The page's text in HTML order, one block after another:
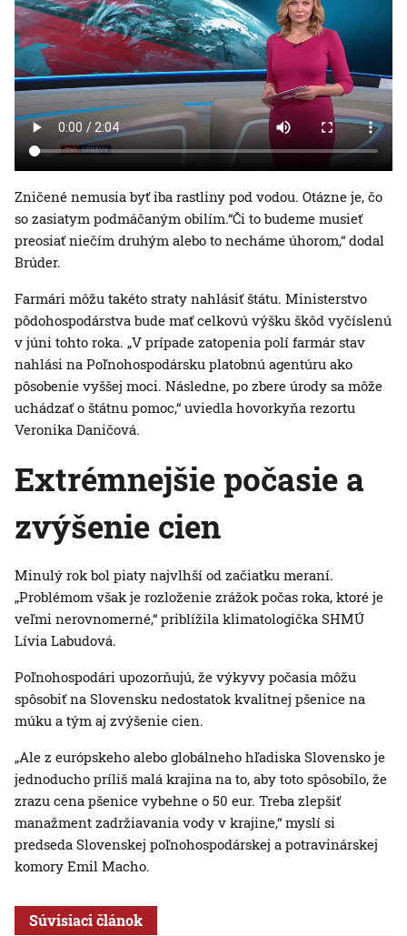
Zničené nemusia byť iba rastliny pod vodou. Otázne je, čo
so zasiatym podmáčaným obilím.“Či to budeme musieť
preosiať niečím druhým alebo to necháme úhorom,“ dodal
Brúder.
Farmári môžu takéto straty nahlásiť štátu. Ministerstvo
pôdohospodárstva bude mať celkovú výšku škôd vyčíslenú
v júni tohto roka. „V prípade zatopenia polí farmár stav
nahlási na Poľnohospodársku platobnú agentúru ako
pôsobenie vyššej moci. Následne, po zbere úrody sa môže
uchádzať o štátnu pomoc,“ uviedla hovorkyňa rezortu
Veronika Daničová.
Extrémnejšie počasie a
zvýšenie cien
Minulý rok bol piaty najvlhší od začiatku meraní.
„Problémom však je rozloženie zrážok počas roka, ktoré je
veľmi nerovnomerné,“ priblížila klimatologička SHMÚ
Lívia Labudová.
Poľnohospodári upozorňujú, že výkyvy počasia môžu
spôsobiť na Slovensku nedostatok kvalitnej pšenice na
múku a tým aj zvýšenie cien.
„Ale z európskeho alebo globálneho hľadiska Slovensko je
jednoducho príliš malá krajina na to, aby toto spôsobilo, že
zrazu cena pšenice vybehne o 50 eur. Treba zlepšiť
manažment zadržiavania vody v krajine,“ myslí si
predseda Slovenskej poľnohospodárskej a potravinárskej
komory Emil Macho.
Súvisiaci článok